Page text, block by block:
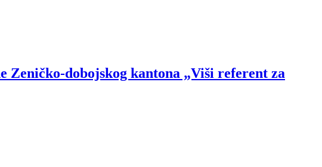
Zeničko-dobojskog kantona „Viši referent za